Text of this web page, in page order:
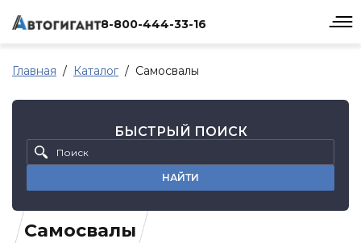
8-800-444-33-16
Главная Каталог Самосвалы
Самосвалы
БЫСТРЫЙ ПОИСК
НАЙТИ